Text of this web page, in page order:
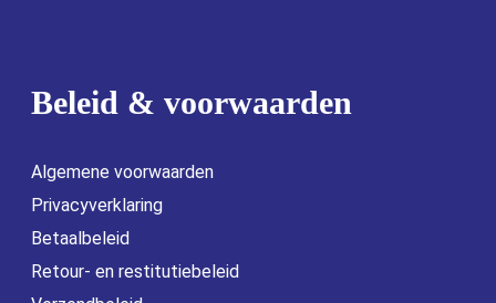
Beleid & voorwaarden
Algemene voorwaarden
Privacyverklaring
Betaalbeleid
Retour- en restitutiebeleid